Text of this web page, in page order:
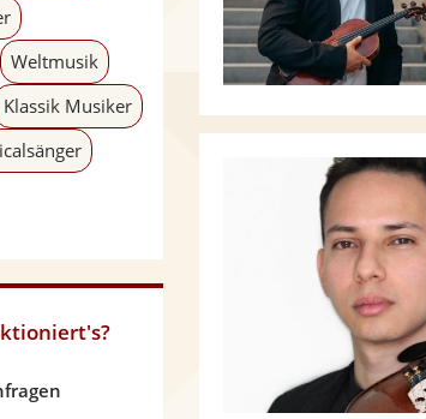
Weltmusik
Klassik Musiker